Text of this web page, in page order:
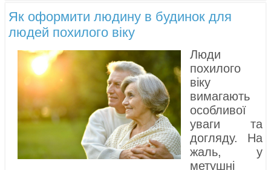
Як оформити людину в будинок для
людей похилого віку
Люди
похилого
віку
вимагають
особливої ​​
уваги та
догляду. На
жаль, у
метушні